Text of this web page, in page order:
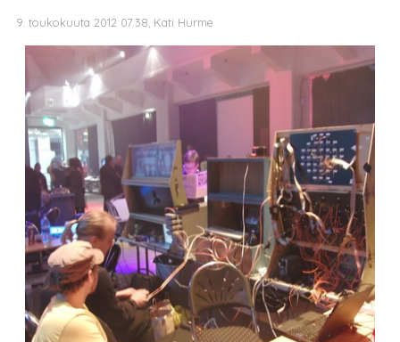
9. toukokuuta 2012 07.38, Kati Hurme